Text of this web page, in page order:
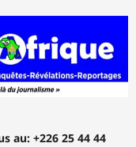
au: +226 25 44 44